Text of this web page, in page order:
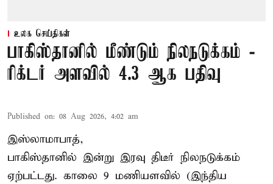
உலக செய்திகள்
பாகிஸ்தானில் மீண்டும் நிலநடுக்கம் -
ரிக்டர் அளவில் 4.3 ஆக பதிவு
Published on: 08 Aug 2026, 4:02 am
இஸ்லாமாபாத்,
பாகிஸ்தானில் இன்று இரவு திடீர் நிலநடுக்கம்
ஏற்பட்டது. காலை 9 மணியளவில் (இந்திய